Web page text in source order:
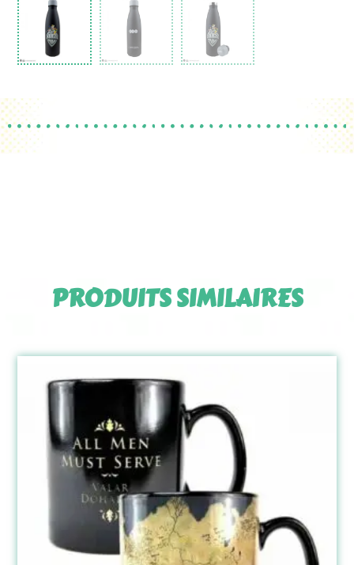
PRODUITS SIMILAIRES